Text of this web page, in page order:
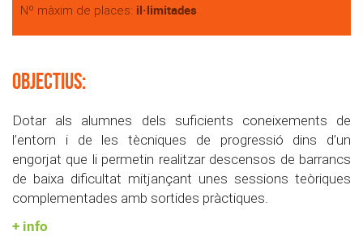
Nº màxim de places: il·limitades
OBJECTIUS:
Dotar als alumnes dels suficients coneixements de
l’entorn i de les tècniques de progressió dins d’un
engorjat que li permetin realitzar descensos de barrancs
de baixa dificultat mitjançant unes sessions teòriques
complementades amb sortides pràctiques.
+ info